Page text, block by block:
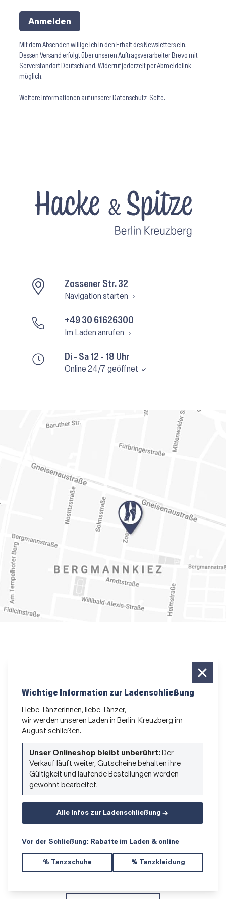
Anmelden
Mit dem Absenden willige ich in den Erhalt des Newsletters ein.
Dessen Versand erfolgt über unseren Auftragsverarbeiter Brevo mit
Serverstandort Deutschland. Widerruf jederzeit per Abmeldelink
möglich.
Weitere Informationen auf unserer Datenschutz-Seite.
Di - Sa 12 - 18 Uhr
Online 24/7 geöffnet
Zossener Str. 32
Navigation starten
+49 30 61626300
Im Laden anrufen
Kontakt
E-Mail, Telefon
Bestellen, Umtauschen usw.
Profi-Services • B2B
für alle, die vom Tanzen leben
Newsletter bestellen
Das Kleingedruckte
AGB•Impressum•Datenschutz
Wichtige Information zur Ladenschließung
Liebe Tänzerinnen, liebe Tänzer,
wir werden unseren Laden in Berlin-Kreuzberg im
August schließen.
Unser Onlineshop bleibt unberührt: Der
Verkauf läuft weiter, Gutscheine behalten ihre
Gültigkeit und laufende Bestellungen werden
gewohnt bearbeitet.
Alle Infos zur Ladenschließung →
Vor der Schließung: Rabatte im Laden & online
% Tanzschuhe % Tanzkleidung